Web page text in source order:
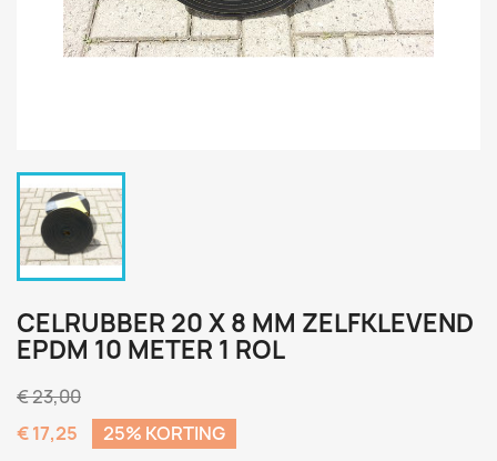
CELRUBBER 20 X 8 MM ZELFKLEVEND
EPDM 10 METER 1 ROL
€ 23,00
€ 17,25
25% KORTING